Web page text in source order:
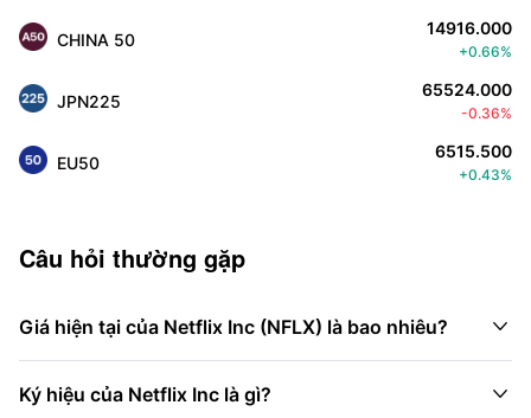
CHINA 50
14916.000
+0.66%
JPN225
65524.000
-0.36%
EU50
6515.500
+0.43%
Câu hỏi thường gặp
Giá hiện tại của Netflix Inc (NFLX) là bao nhiêu? 
Ký hiệu của Netflix Inc là gì? 